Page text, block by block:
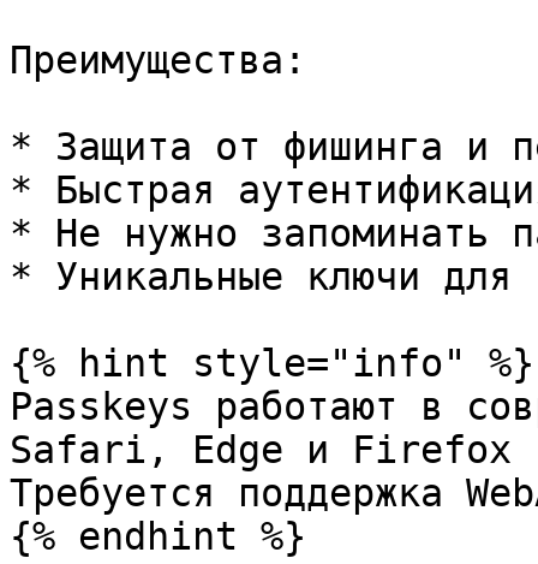
Преимущества:
* Защита от фишинга и
* Быстрая
* Не нужно запоминать
* Уникальные ключи для
{% hint style="info" %}
Passkeys работают в
Safari, Edge и Firefox
Требуется поддержка
{% endhint %}